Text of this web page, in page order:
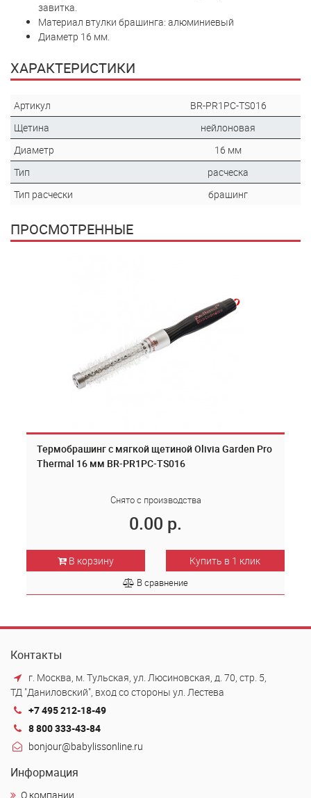
завитка.
Материал втулки брашинга: алюминиевый
Диаметр 16 мм.
ХАРАКТЕРИСТИКИ
Артикул
BR-PR1PC-TS016
Щетина
нейлоновая
Диаметр
16 мм
Тип
расческа
Тип расчески
брашинг
ПРОСМОТРЕННЫЕ
Термобрашинг с мягкой щетиной Olivia Garden Pro
Thermal 16 мм BR-PR1PC-TS016
Снято с производства
0.00 р.
В корзину Купить в 1 клик
В сравнение
Контакты
г. Москва, м. Тульская, ул. Люсиновская, д. 70, стр. 5,
ТД "Даниловский", вход со стороны ул. Лестева
+7 495 212-18-49
8 800 333-43-84
bonjour@babylissonline.ru
Информация
О компании